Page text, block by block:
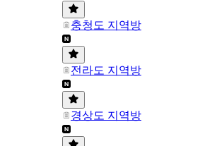
충청도 지역방
전라도 지역방
경상도 지역방